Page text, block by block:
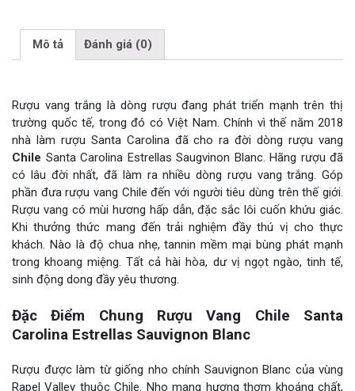
Mô tả Đánh giá (0)
Rượu vang trắng là dòng rượu đang phát triển mạnh trên thị
trường quốc tế, trong đó có Việt Nam. Chính vì thế năm 2018
nhà làm rượu Santa Carolina đã cho ra đời dòng rượu vang
Chile Santa Carolina Estrellas Saugvinon Blanc. Hãng rượu đã
có lâu đời nhất, đã làm ra nhiều dòng rượu vang trắng. Góp
phần đưa rượu vang Chile đến với người tiêu dùng trên thế giới.
Rượu vang có mùi hương hấp dẫn, đặc sắc lôi cuốn khứu giác.
Khi thưởng thức mang đến trải nghiệm đầy thú vị cho thực
khách. Nào là độ chua nhẹ, tannin mềm mại bùng phát mạnh
trong khoang miệng. Tất cả hài hòa, dư vị ngọt ngào, tinh tế,
sinh động dong đầy yêu thương.
Đặc Điểm Chung Rượu Vang Chile Santa
Carolina Estrellas Sauvignon Blanc
Rượu được làm từ giống nho chính Sauvignon Blanc của vùng
Rapel Valley thuộc Chile. Nho mang hương thơm khoáng chất,